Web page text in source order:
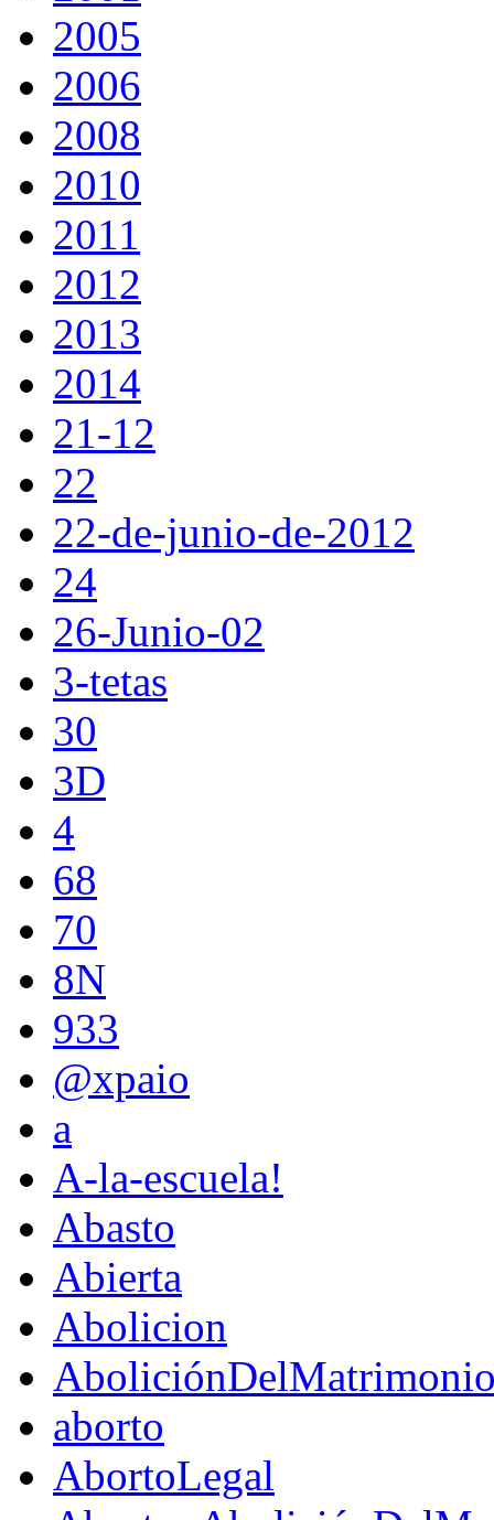
2005
2006
2008
2010
2011
2012
2013
2014
21-12
22
22-de-junio-de-2012
24
26-Junio-02
3-tetas
30
3D
4
68
70
8N
933
@xpaio
a
A-la-escuela!
Abasto
Abierta
Abolicion
aborto
AbortoLegal